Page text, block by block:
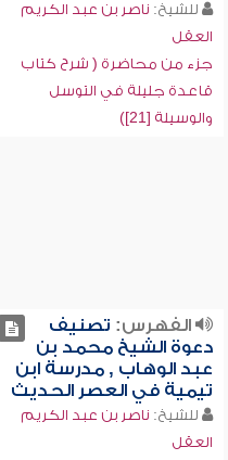
للشيخ: ناصر بن عبد الكريم
العقل
جزء من محاضرة ( شرح كتاب
قاعدة جليلة في التوسل
والوسيلة [21])
الفهرس: تصنيف
دعوة الشيخ محمد بن
عبد الوهاب , مدرسة ابن
تيمية في العصر الحديث
للشيخ: ناصر بن عبد الكريم
العقل